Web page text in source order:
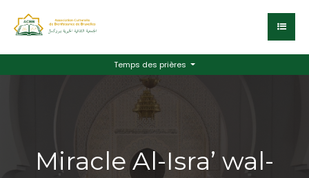
Temps des prières
Miracle Al-Isra’ wal-